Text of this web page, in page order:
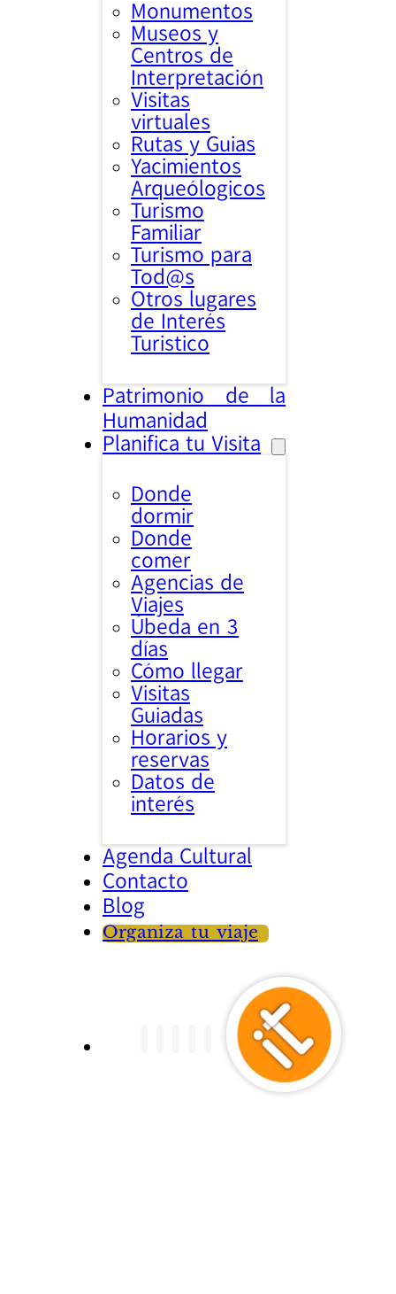
Monumentos
Museos y
Centros de
Interpretación
Visitas
virtuales
Rutas y Guias
Yacimientos
Arqueólogicos
Turismo
Familiar
Turismo para
Tod@s
Otros lugares
de Interés
Turistico
Patrimonio de la
Humanidad
Planifica tu Visita
Donde
dormir
Donde
comer
Agencias de
Viajes
Úbeda en 3
días
Cómo llegar
Visitas
Guiadas
Horarios y
reservas
Datos de
interés
Agenda Cultural
Contacto
Blog
Organiza tu viaje